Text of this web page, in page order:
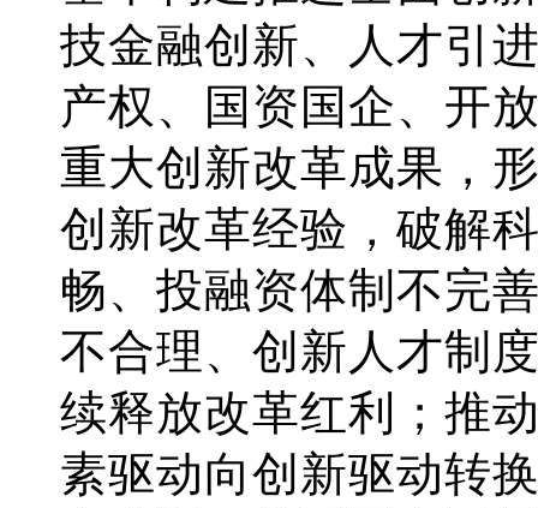
技金融创新、人才引
产权、国资国企、开
重大创新改革成果，
创新改革经验，破解
畅、投融资体制不完
不合理、创新人才制
续释放改革红利；推
素驱动向创新驱动转